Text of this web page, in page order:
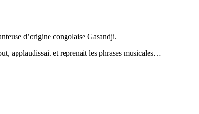
d’origine congolaise Gasandji.
applaudissait et reprenait les phrases musicales…